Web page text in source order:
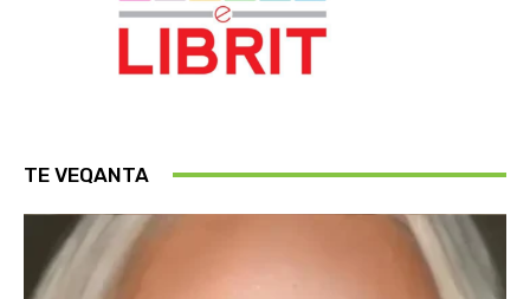
TE VEQANTA